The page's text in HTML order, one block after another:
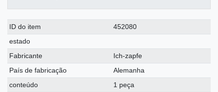
Ceres::Template.singleItemTechnicalDataAttribute
Ceres::Template.singleItemTechnicalDataValue
ID do item
452080
estado
Fabricante
Ich-zapfe
País de fabricação
Alemanha
conteúdo
1 peça